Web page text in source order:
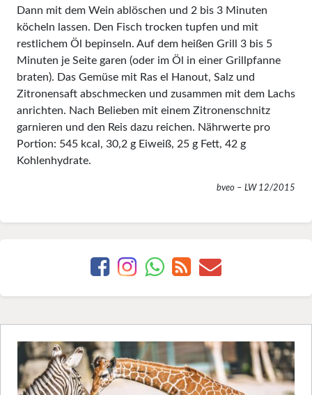
Dann mit dem Wein ablöschen und 2 bis 3 Minuten
köcheln lassen. Den Fisch trocken tupfen und mit
restlichem Öl bepinseln. Auf dem heißen Grill 3 bis 5
Minuten je Seite garen (oder im Öl in einer Grillpfanne
braten). Das Gemüse mit Ras el Hanout, Salz und
Zitronensaft abschmecken und zusammen mit dem Lachs
anrichten. Nach Belieben mit einem Zitronenschnitz
garnieren und den Reis dazu reichen. Nährwerte pro
Portion: 545 kcal, 30,2 g Eiweiß, 25 g Fett, 42 g
Kohlenhydrate.
bveo – LW 12/2015